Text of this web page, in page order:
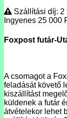
Szállítási díj: 2
Ingyenes 25 000
Foxpost futár-
A csomagot a
feladását követő
kiszállítást
küldenek a futár
átvételekor lehet